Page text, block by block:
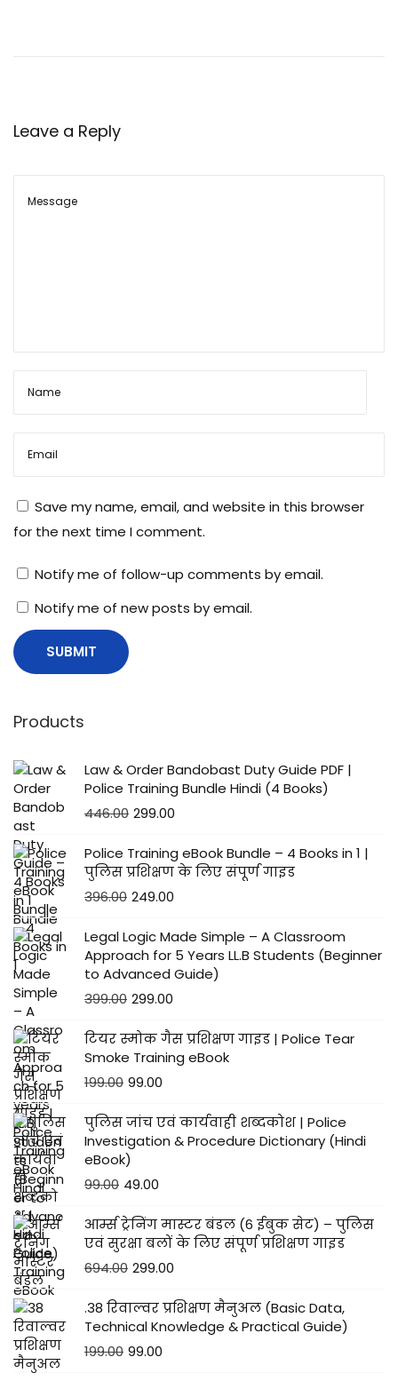
ते
Leave a Reply
Save my name, email, and website in this browser
for the next time I comment.
Notify me of follow-up comments by email.
Notify me of new posts by email.
Products
Law & Order Bandobast Duty Guide PDF |
Police Training Bundle Hindi (4 Books)
446.00 299.00
Police Training eBook Bundle – 4 Books in 1 |
पुलिस प्रशिक्षण के लिए संपूर्ण गाइड
396.00 249.00
Legal Logic Made Simple – A Classroom
Approach for 5 Years LL.B Students (Beginner
to Advanced Guide)
399.00 299.00
टियर स्मोक गैस प्रशिक्षण गाइड | Police Tear
Smoke Training eBook
199.00 99.00
पुलिस जांच एवं कार्यवाही शब्दकोश | Police
Investigation & Procedure Dictionary (Hindi
eBook)
99.00 49.00
आर्म्स ट्रेनिंग मास्टर बंडल (6 ईबुक सेट) – पुलिस
एवं सुरक्षा बलों के लिए संपूर्ण प्रशिक्षण गाइड
694.00 299.00
.38 रिवाल्वर प्रशिक्षण मैनुअल (Basic Data,
Technical Knowledge & Practical Guide)
199.00 99.00